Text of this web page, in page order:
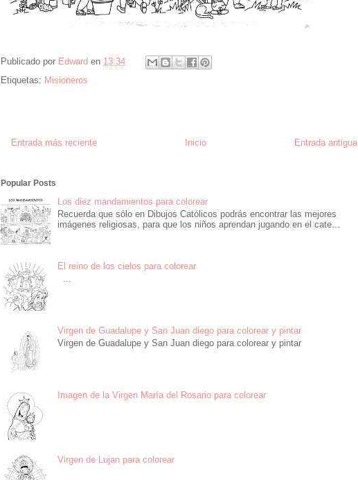
Publicado por Edward en 13:34
Etiquetas: Misioneros
Entrada más reciente Entrada antigua
Inicio
Popular Posts
Los diez mandamientos para colorear
Recuerda que sólo en Dibujos Católicos podrás encontrar las mejores
imágenes religiosas, para que los niños aprendan jugando en el cate...
El reino de los cielos para colorear
Virgen de Guadalupe y San Juan diego para colorear y pintar
Virgen de Guadalupe y San Juan diego para colorear y pintar
Imagen de la Virgen María del Rosario para colorear
Virgen de Lujan para colorear